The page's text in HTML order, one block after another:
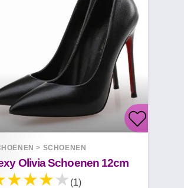
> SCHOENEN
Olivia Schoenen 12cm
(1)